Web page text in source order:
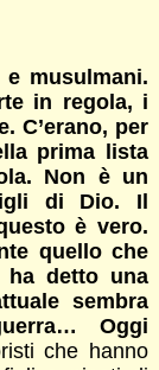
musulmani.
in regola, i
C’erano, per
prima lista
Non è un
di Dio. Il
è vero.
quello che
detto una
sembra
Oggi
che hanno